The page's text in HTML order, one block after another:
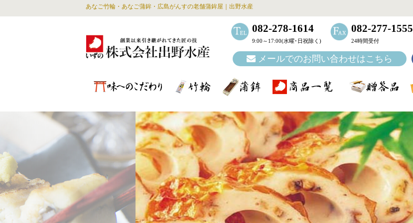
あなご竹輪・あなご蒲鉾・広島がんすの老舗蒲鉾屋｜出野水産
082-278-1614
9:00～17:00(水曜･日祝除く)
082-277-1555
24時間受付
メールでのお問い合わせはこちら